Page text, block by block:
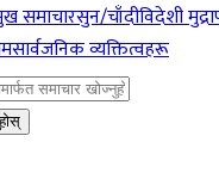
समाचारसुन/चाँदीविदेशी मुद्रा
सार्वजनिक व्यक्तित्वहरू